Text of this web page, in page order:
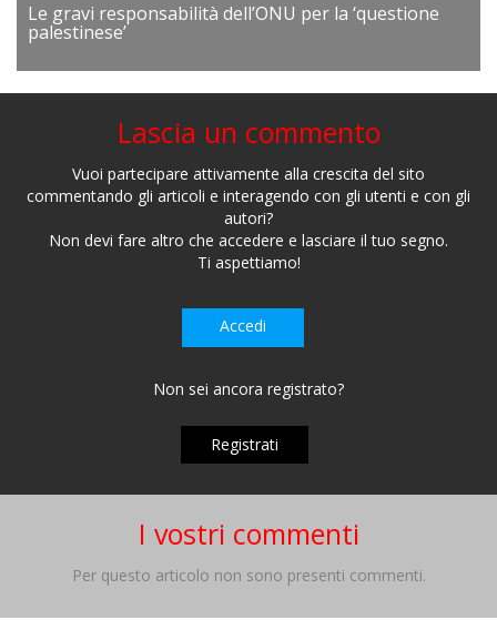
Le gravi responsabilità dell’ONU per la ‘questione
palestinese’
Lascia un commento
Vuoi partecipare attivamente alla crescita del sito
commentando gli articoli e interagendo con gli utenti e con gli
autori?
Non devi fare altro che accedere e lasciare il tuo segno.
Ti aspettiamo!
Accedi
Non sei ancora registrato?
Registrati
I vostri commenti
Per questo articolo non sono presenti commenti.